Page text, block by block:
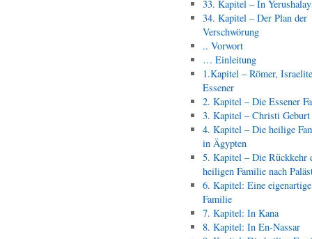
33. Kapitel – In
34. Kapitel – Der Plan der
Verschwörung
.. Vorwort
… Einleitung
1.Kapitel – Römer,
Essener
2. Kapitel – Die Essener
3. Kapitel – Christi Geburt
4. Kapitel – Die heilige
in Ägypten
5. Kapitel – Die Rückkehr
heiligen Familie nach
6. Kapitel: Eine eigenartige
Familie
7. Kapitel: In Kana
8. Kapitel: In En-Nassar